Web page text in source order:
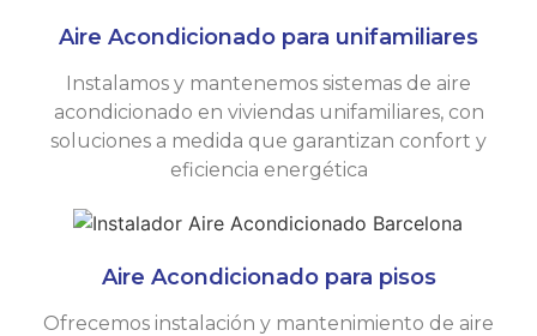
Aire Acondicionado para unifamiliares
Instalamos y mantenemos sistemas de aire
acondicionado en viviendas unifamiliares, con
soluciones a medida que garantizan confort y
eficiencia energética
Aire Acondicionado para pisos
Ofrecemos instalación y mantenimiento de aire